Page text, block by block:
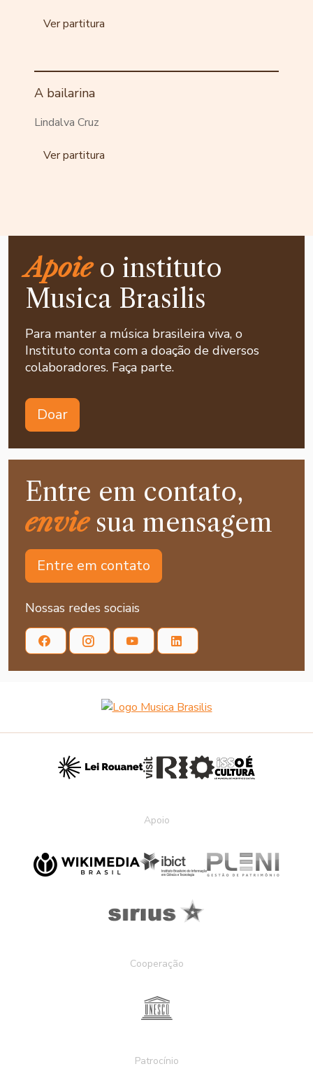
Ver partitura
A bailarina
Lindalva Cruz
Ver partitura
Apoieo instituto
Musica Brasilis
Para manter a música brasileira viva, o
Instituto conta com a doação de diversos
colaboradores. Faça parte.
Doar
Entre em contato,
enviesua mensagem
Entre em contato
Nossas redes sociais
Apoio
Cooperação
Patrocínio